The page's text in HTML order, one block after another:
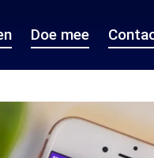
Doe mee